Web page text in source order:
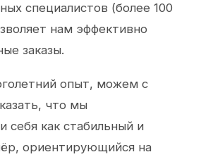
специалистов (более 100
нам эффективно
заказы.
опыт, можем с
что мы
себя как стабильный и
ориентирующийся на